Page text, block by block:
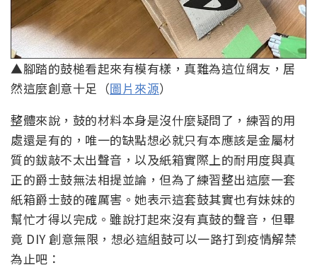
▲腳踏的鼓槌看起來有模有樣，真難為這位網友，居
然這麼創意十足（圖片來源）
整體來說，鼓的材料本身是沒什麼疑問了，練習的用
處還是有的，唯一的缺點想必就只有本應該是金屬材
質的鈸敲不太出聲音，以及紙箱實際上的耐用度與真
正的爵士鼓無法相提並論，但為了練習整出這麼一套
紙箱爵士鼓的確厲害。她表示這套鼓其實也有妹妹的
幫忙才得以完成。雖說打起來沒有真鼓的聲音，但畢
竟 DIY 創意無限，想必這組鼓可以一路打到疫情解禁
為止吧：